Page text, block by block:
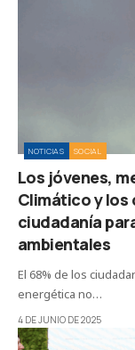
NOTICIAS SOCIAL
Los jóvenes,
Climático y los
ciudadanía
ambientales
El 68% de los
energética no…
4 DE JUNIO DE 2025